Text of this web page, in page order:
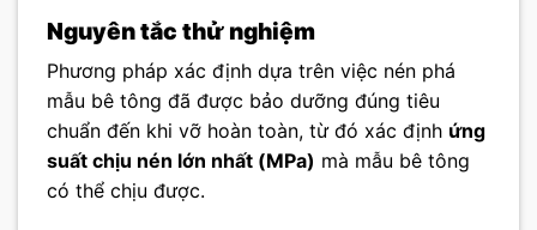
Nguyên tắc thử nghiệm
Phương pháp xác định dựa trên việc nén phá
mẫu bê tông đã được bảo dưỡng đúng tiêu
chuẩn đến khi vỡ hoàn toàn, từ đó xác định ứng
suất chịu nén lớn nhất (MPa) mà mẫu bê tông
có thể chịu được.